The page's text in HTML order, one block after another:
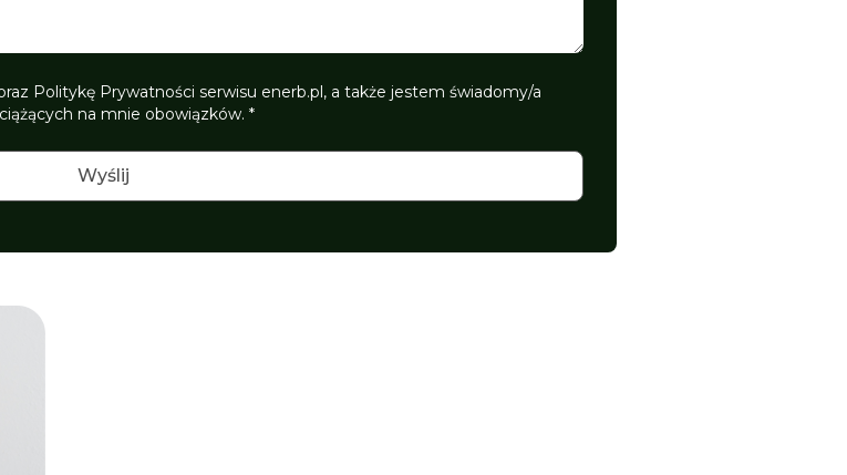
Politykę Prywatności serwisu enerb.pl, a także jestem świadomy/a
na mnie obowiązków. *